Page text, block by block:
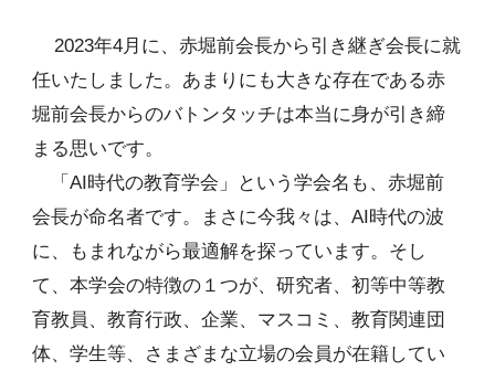
2023年4月に、赤堀前会長から引き継ぎ会長に就
任いたしました。あまりにも大きな存在である赤
堀前会長からのバトンタッチは本当に身が引き締
まる思いです。
「AI時代の教育学会」という学会名も、赤堀前
会長が命名者です。まさに今我々は、AI時代の波
に、もまれながら最適解を探っています。そし
て、本学会の特徴の１つが、研究者、初等中等教
育教員、教育行政、企業、マスコミ、教育関連団
体、学生等、さまざまな立場の会員が在籍してい